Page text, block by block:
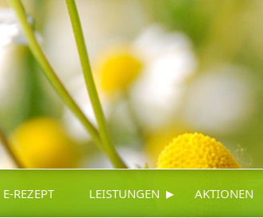
E-REZEPT LEISTUNGEN ▸ AKTIONEN